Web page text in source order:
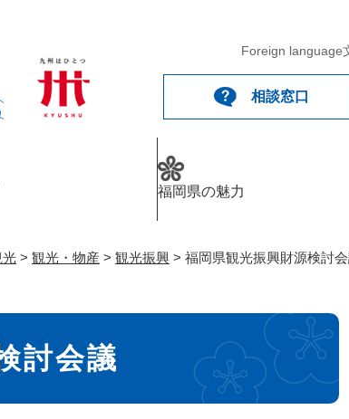
Foreign language
相談窓口
福岡県の魅力
光 > 観光・物産 > 観光振興 > 福岡県観光振興財源検討
討会議